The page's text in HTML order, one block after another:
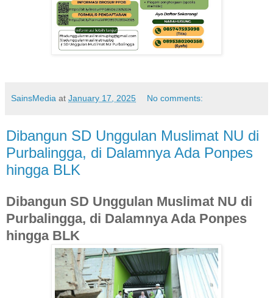
SainsMedia at January 17, 2025 No comments:
Dibangun SD Unggulan Muslimat NU di
Purbalingga, di Dalamnya Ada Ponpes
hingga BLK
Dibangun SD Unggulan Muslimat NU di
Purbalingga, di Dalamnya Ada Ponpes
hingga BLK